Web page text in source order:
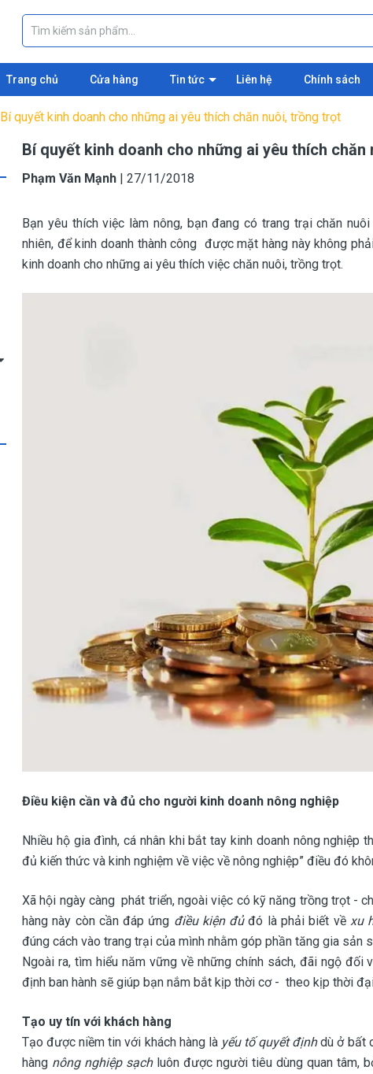
Trang chủ Cửa hàng Tin tức Liên hệ Chính sách
Bí quyết kinh doanh cho những ai yêu thích chăn nuôi, trồng trọt
Bí quyết kinh doanh cho những ai yêu thích
Phạm Văn Mạnh | 27/11/2018
Bạn yêu thích việc làm nông, bạn đang có trang trại chăn
nhiên, để kinh doanh thành công được mặt hàng này không
kinh doanh cho những ai yêu thích việc chăn nuôi, trồng trọt.
Điều kiện cần và đủ cho người kinh doanh nông nghiệp
Nhiều hộ gia đình, cá nhân khi bắt tay kinh doanh nông
đủ kiến thức và kinh nghiệm về việc về nông nghiệp” điều đó
Xã hội ngày càng phát triển, ngoài việc có kỹ năng trồng trọt -
hàng này còn cần đáp ứng điều kiện đủđó là phải biết vềxu
đúng cách vào trang trại của mình nhằm góp phần tăng gia sản
Ngoài ra, tìm hiểu năm vững về những chính sách, đãi ngộ
định ban hành sẽ giúp bạn nắm bắt kịp thời cơ - theo kịp thời
Tạo uy tín với khách hàng
Tạo được niềm tin với khách hàng là yếu tố quyết địnhdù ở bất
hàng nông nghiệp sạch luôn được người tiêu dùng quan tâm,